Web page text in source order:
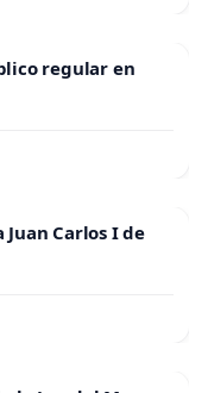
regular en
Carlos I de